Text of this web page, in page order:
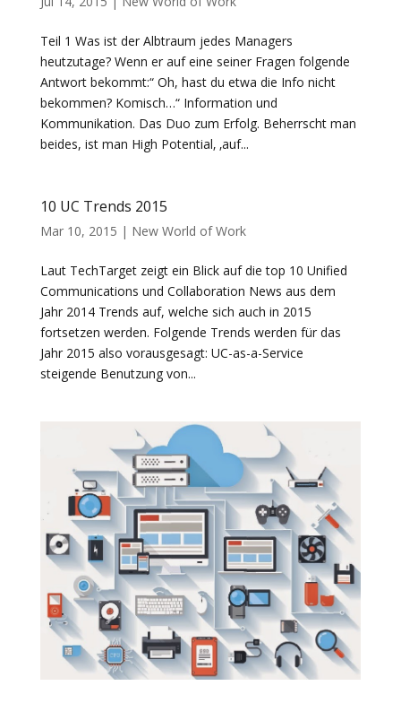
Teil 1 Was ist der Albtraum jedes Managers
heutzutage? Wenn er auf eine seiner Fragen folgende
Antwort bekommt:“ Oh, hast du etwa die Info nicht
bekommen? Komisch…“ Information und
Kommunikation. Das Duo zum Erfolg. Beherrscht man
beides, ist man High Potential‚ ‚auf...
10 UC Trends 2015
Mar 10, 2015 | New World of Work
Laut TechTarget zeigt ein Blick auf die top 10 Unified
Communications und Collaboration News aus dem
Jahr 2014 Trends auf, welche sich auch in 2015
fortsetzen werden. Folgende Trends werden für das
Jahr 2015 also vorausgesagt: UC-as-a-Service
steigende Benutzung von...